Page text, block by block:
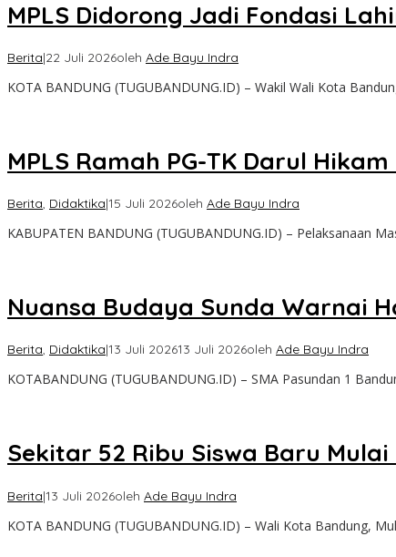
MPLS Didorong Jadi Fondasi
Berita|22 Juli 2026oleh Ade Bayu Indra
KOTA BANDUNG (TUGUBANDUNG.ID) – Wakil Wali Kota
MPLS Ramah PG-TK Darul
Berita, Didaktika|15 Juli 2026oleh Ade Bayu Indra
KABUPATEN BANDUNG (TUGUBANDUNG.ID) – Pelaksanaan
Nuansa Budaya Sunda Warnai
Berita, Didaktika|13 Juli 202613 Juli 2026oleh Ade Bayu Indra
KOTABANDUNG (TUGUBANDUNG.ID) – SMA Pasundan 1
Sekitar 52 Ribu Siswa Baru
Berita|13 Juli 2026oleh Ade Bayu Indra
KOTA BANDUNG (TUGUBANDUNG.ID) – Wali Kota Bandung,